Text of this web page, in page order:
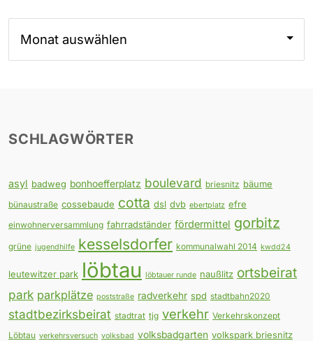
SCHLAGWÖRTER
asyl badweg bonhoefferplatz boulevard briesnitz bäume
bünaustraße cossebaude cotta dsl dvb ebertplatz efre
einwohnerversammlung fahrradständer fördermittel gorbitz
grüne jugendhilfe kesselsdorfer kommunalwahl 2014 kwdd24
leutewitzer park löbtau löbtauer runde naußlitz ortsbeirat
park parkplätze poststraße radverkehr spd stadtbahn2020
stadtbezirksbeirat stadtrat tjg verkehr Verkehrskonzept
Löbtau verkehrsversuch volksbad volksbadgarten volkspark briesnitz